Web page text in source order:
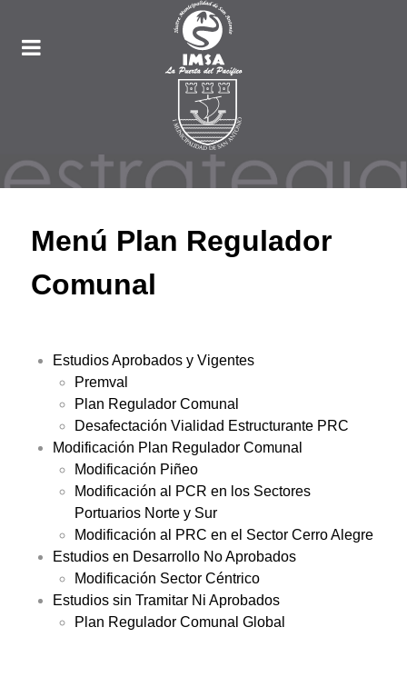
Menú Plan Regulador
Comunal
Estudios Aprobados y Vigentes
Premval
Plan Regulador Comunal
Desafectación Vialidad Estructurante PRC
Modificación Plan Regulador Comunal
Modificación Piñeo
Modificación al PCR en los Sectores
Portuarios Norte y Sur
Modificación al PRC en el Sector Cerro Alegre
Estudios en Desarrollo No Aprobados
Modificación Sector Céntrico
Estudios sin Tramitar Ni Aprobados
Plan Regulador Comunal Global